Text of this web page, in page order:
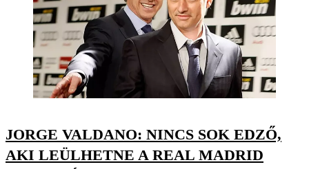
JORGE VALDANO: NINCS SOK EDZŐ,
AKI LEÜLHETNE A REAL MADRID